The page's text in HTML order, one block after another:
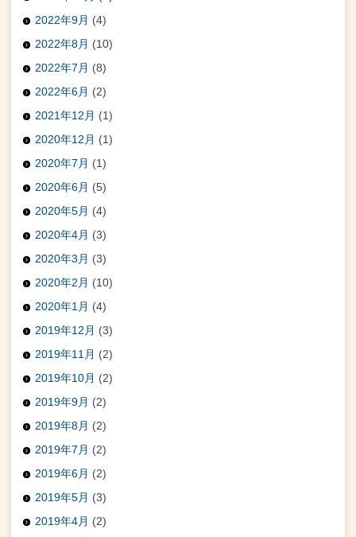
2022年9月 (4)
2022年8月 (10)
2022年7月 (8)
2022年6月 (2)
2021年12月 (1)
2020年12月 (1)
2020年7月 (1)
2020年6月 (5)
2020年5月 (4)
2020年4月 (3)
2020年3月 (3)
2020年2月 (10)
2020年1月 (4)
2019年12月 (3)
2019年11月 (2)
2019年10月 (2)
2019年9月 (2)
2019年8月 (2)
2019年7月 (2)
2019年6月 (2)
2019年5月 (3)
2019年4月 (2)